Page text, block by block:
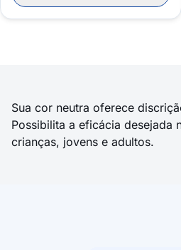
Sua cor neutra oferece
Possibilita a eficácia desejada
crianças, jovens e adultos.